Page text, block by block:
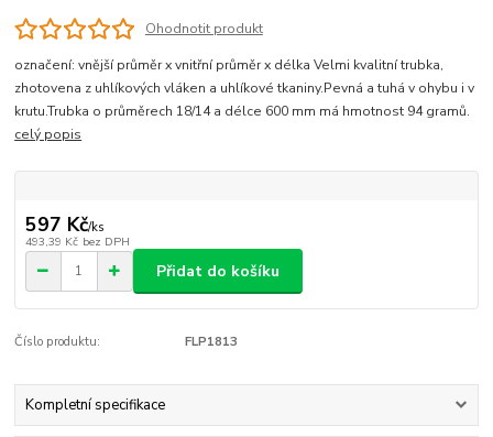
Ohodnotit produkt
označení: vnější průměr x vnitřní průměr x délka Velmi kvalitní trubka,
zhotovena z uhlíkových vláken a uhlíkové tkaniny.Pevná a tuhá v ohybu i v
krutu.Trubka o průměrech 18/14 a délce 600 mm má hmotnost 94 gramů.
celý popis
597 Kč/ks
493,39 Kč bez DPH
Přidat do košíku
Číslo produktu: FLP1813
Kompletní specifikace